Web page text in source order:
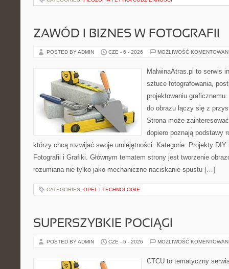
ZAWÓD I BIZNES W FOTOGRAFII
POSTED BY ADMIN CZE - 6 - 2026 MOŻLIWOŚĆ
MalwinaAtras.pl to serwis
sztuce fotografowania,
projektowaniu
do obrazu łączy się z
Strona może
dopiero poznają podstawy
którzy chcą rozwijać swoje umiejętności. Kategorie: Projekty
Fotografii i Grafiki. Głównym tematem strony jest tworzenie
rozumiana nie tylko jako mechaniczne naciskanie spustu […]
CATEGORIES: OPEL I TECHNOLOGIE
SUPERSZYBKIE POCIĄGI
POSTED BY ADMIN CZE - 5 - 2026 MOŻLIWOŚĆ
CTCU to tematyczny